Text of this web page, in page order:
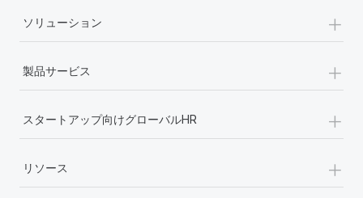
ソリューション +
製品サービス +
スタートアップ向けグローバルHR +
リソース +